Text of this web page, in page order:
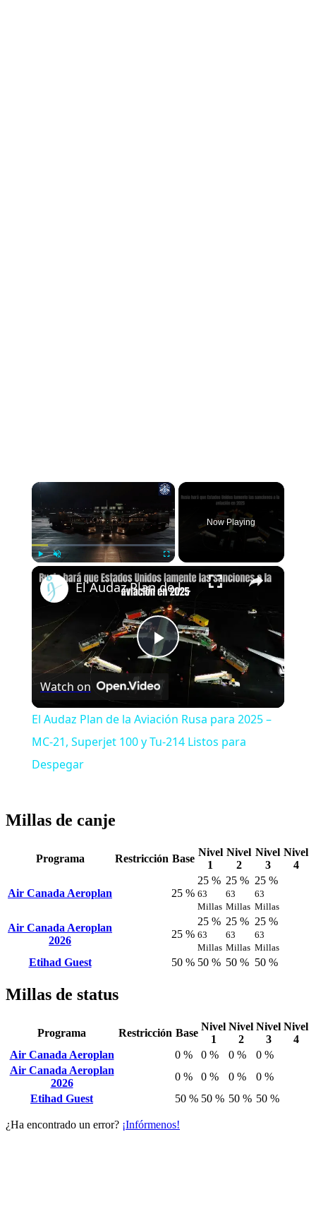
×
Now Playing
×
Play
Video
El Audaz Plan de la Aviación Rusa para 2025 – MC-21, Superjet 100 y Tu-214 Listos para Despegar
Watch on
El Audaz Plan de la Aviación Rusa para 2025 –
MC-21, Superjet 100 y Tu-214 Listos para
Despegar
Millas de canje
Programa Restricción Base
Nivel
1
Nivel
2
Nivel
3
Nivel
4
Air Canada Aeroplan 25 %
25 %
63
Millas
25 %
63
Millas
25 %
63
Millas
Air Canada Aeroplan
2026
25 %
25 %
63
Millas
25 %
63
Millas
25 %
63
Millas
Etihad Guest 50 % 50 % 50 % 50 %
Millas de status
Programa Restricción Base
Nivel
1
Nivel
2
Nivel
3
Nivel
4
Air Canada Aeroplan
0 % 0 % 0 %
0 %
Air Canada Aeroplan
2026
0 % 0 % 0 %
0 %
Etihad Guest
50 % 50 % 50 % 50 %
¿Ha encontrado un error? ¡Infórmenos!